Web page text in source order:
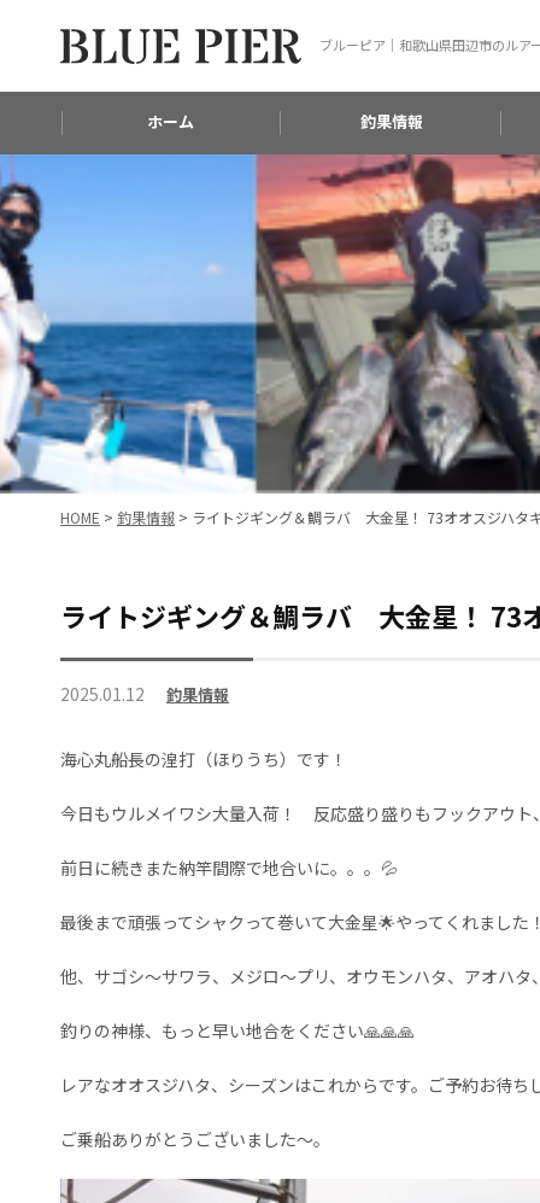
ブルーピア｜和歌山県田辺市のルア
ホーム 釣果情報
HOME > 釣果情報 > ライトジギング＆鯛ラバ 大金星！ 73オオスジハ
ライトジギング＆鯛ラバ 大金星！
2025.01.12 釣果情報
海心丸船長の湟打（ほりうち）です！
今日もウルメイワシ大量入荷！ 反応盛り盛りもフックアウト
前日に続きまた納竿間際で地合いに。。。💦
最後まで頑張ってシャクって巻いて大金星🌟やってくれまし
他、サゴシ〜サワラ、メジロ〜プリ、オウモンハタ、アオハ
釣りの神様、もっと早い地合をください🙏🙏🙏
レアなオオスジハタ、シーズンはこれからです。ご予約お待ち
ご乗船ありがとうございました〜。